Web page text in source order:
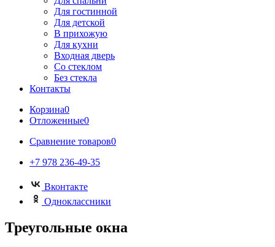
Для гостинной
Для детской
В прихожую
Для кухни
Входная дверь
Со стеклом
Без стекла
Контакты
Корзина0
Отложенные0
Сравнение товаров0
+7 978 236-49-35
Вконтакте
Одноклассники
Треугольные окна